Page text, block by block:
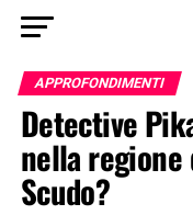
APPROFONDIMENTI
Detective
nella regione
Scudo?